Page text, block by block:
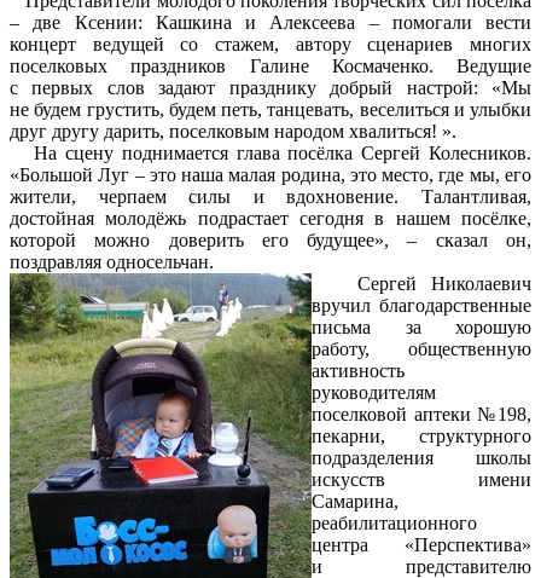
– две Ксении: Кашкина и Алексеева – помогали вести
концерт ведущей со стажем, автору сценариев многих
поселковых праздников Галине Космаченко. Ведущие
с первых слов задают празднику добрый настрой: «Мы
не будем грустить, будем петь, танцевать, веселиться и улыбки
друг другу дарить, поселковым народом хвалиться! ».
На сцену поднимается глава посёлка Сергей Колесников.
«Большой Луг – это наша малая родина, это место, где мы, его
жители, черпаем силы и вдохновение. Талантливая,
достойная молодёжь подрастает сегодня в нашем посёлке,
которой можно доверить его будущее», – сказал он,
поздравляя односельчан.
Сергей Николаевич
вручил благодарственные
письма за хорошую
работу, общественную
активность
руководителям
поселковой аптеки №198,
пекарни, структурного
подразделения школы
искусств имени
Самарина,
реабилитационного
центра «Перспектива»
и представителю